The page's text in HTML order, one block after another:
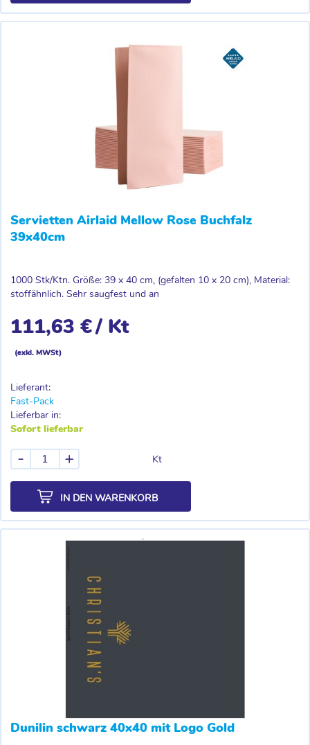
Servietten Airlaid Mellow Rose Buchfalz
39x40cm
1000 Stk/Ktn. Größe: 39 x 40 cm, (gefalten 10 x 20 cm), Material:
stoffähnlich. Sehr saugfest und an
111,63 €/ Kt
(exkl. MWSt)
Lieferant:
Fast-Pack
Lieferbar in:
Sofort lieferbar
Kt
- +
IN DEN WARENKORB
Dunilin schwarz 40x40 mit Logo Gold